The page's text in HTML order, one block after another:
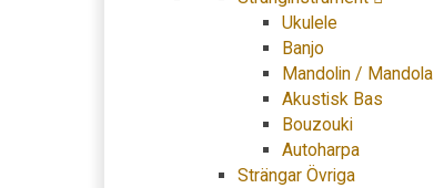
Ukulele
Banjo
Mandolin / Mandola
Akustisk Bas
Bouzouki
Autoharpa
Strängar Övriga